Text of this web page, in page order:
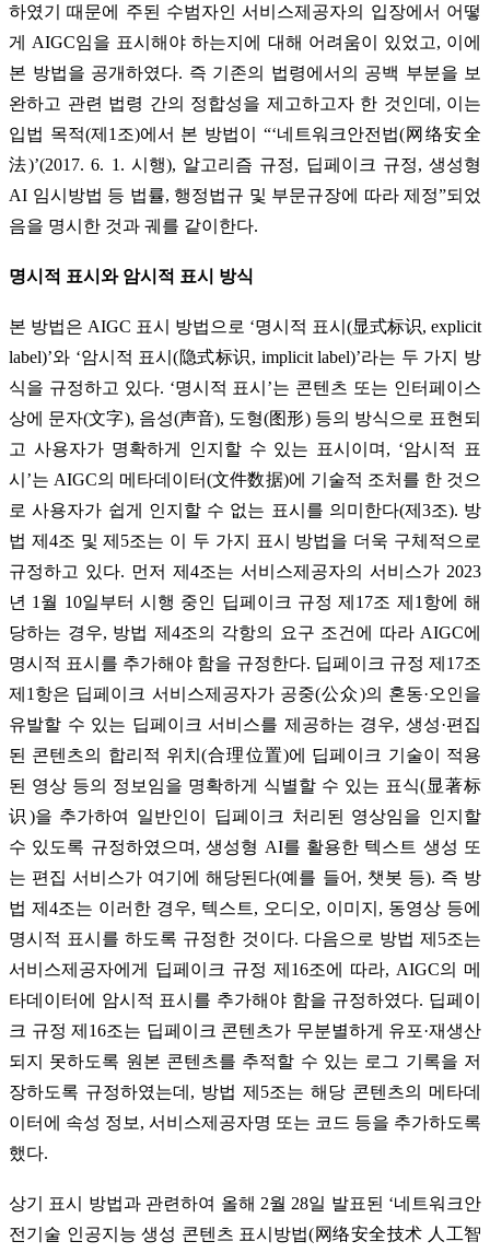
하였기 때문에 주된 수범자인 서비스제공자의 입장에서 어떻
게 AIGC임을 표시해야 하는지에 대해 어려움이 있었고, 이에
본 방법을 공개하였다. 즉 기존의 법령에서의 공백 부분을 보
완하고 관련 법령 간의 정합성을 제고하고자 한 것인데, 이는
입법 목적(제1조)에서 본 방법이 “‘네트워크안전법(网络安全
法)’(2017. 6. 1. 시행), 알고리즘 규정, 딥페이크 규정, 생성형
AI 임시방법 등 법률, 행정법규 및 부문규장에 따라 제정”되었
음을 명시한 것과 궤를 같이한다.
명시적 표시와 암시적 표시 방식
본 방법은 AIGC 표시 방법으로 ‘명시적 표시(显式标识, explicit
label)’와 ‘암시적 표시(隐式标识, implicit label)’라는 두 가지 방
식을 규정하고 있다. ‘명시적 표시’는 콘텐츠 또는 인터페이스
상에 문자(文字), 음성(声音), 도형(图形) 등의 방식으로 표현되
고 사용자가 명확하게 인지할 수 있는 표시이며, ‘암시적 표
시’는 AIGC의 메타데이터(文件数据)에 기술적 조처를 한 것으
로 사용자가 쉽게 인지할 수 없는 표시를 의미한다(제3조). 방
법 제4조 및 제5조는 이 두 가지 표시 방법을 더욱 구체적으로
규정하고 있다. 먼저 제4조는 서비스제공자의 서비스가 2023
년 1월 10일부터 시행 중인 딥페이크 규정 제17조 제1항에 해
당하는 경우, 방법 제4조의 각항의 요구 조건에 따라 AIGC에
명시적 표시를 추가해야 함을 규정한다. 딥페이크 규정 제17조
제1항은 딥페이크 서비스제공자가 공중(公众)의 혼동·오인을
유발할 수 있는 딥페이크 서비스를 제공하는 경우, 생성·편집
된 콘텐츠의 합리적 위치(合理位置)에 딥페이크 기술이 적용
된 영상 등의 정보임을 명확하게 식별할 수 있는 표식(显著标
识)을 추가하여 일반인이 딥페이크 처리된 영상임을 인지할
수 있도록 규정하였으며, 생성형 AI를 활용한 텍스트 생성 또
는 편집 서비스가 여기에 해당된다(예를 들어, 챗봇 등). 즉 방
법 제4조는 이러한 경우, 텍스트, 오디오, 이미지, 동영상 등에
명시적 표시를 하도록 규정한 것이다. 다음으로 방법 제5조는
서비스제공자에게 딥페이크 규정 제16조에 따라, AIGC의 메
타데이터에 암시적 표시를 추가해야 함을 규정하였다. 딥페이
크 규정 제16조는 딥페이크 콘텐츠가 무분별하게 유포·재생산
되지 못하도록 원본 콘텐츠를 추적할 수 있는 로그 기록을 저
장하도록 규정하였는데, 방법 제5조는 해당 콘텐츠의 메타데
이터에 속성 정보, 서비스제공자명 또는 코드 등을 추가하도록
했다.
상기 표시 방법과 관련하여 올해 2월 28일 발표된 ‘네트워크안
전기술 인공지능 생성 콘텐츠 표시방법(网络安全技术 人工智